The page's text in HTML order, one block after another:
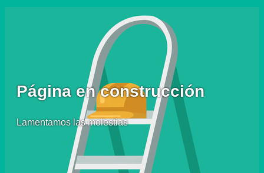
Página en construcción
Lamentamos las molestias